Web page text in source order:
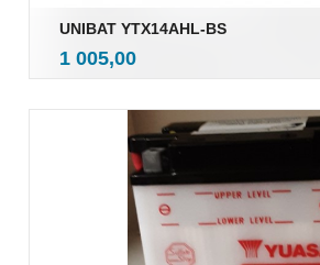
UNIBAT YTX14AHL-BS
Pris
1 005,00mva.